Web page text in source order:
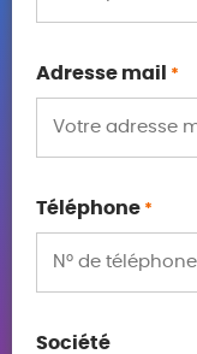
Adresse mail *
Téléphone *
Société